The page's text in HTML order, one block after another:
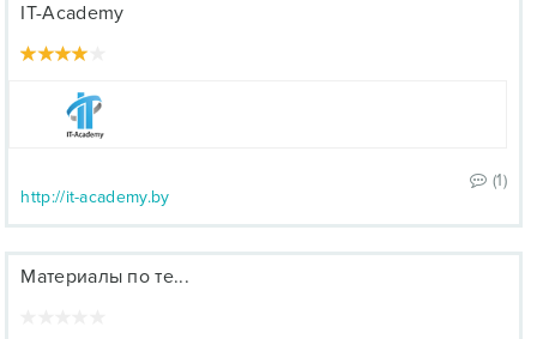
IT-Academy
(1)
http://it-academy.by
Материалы по те...